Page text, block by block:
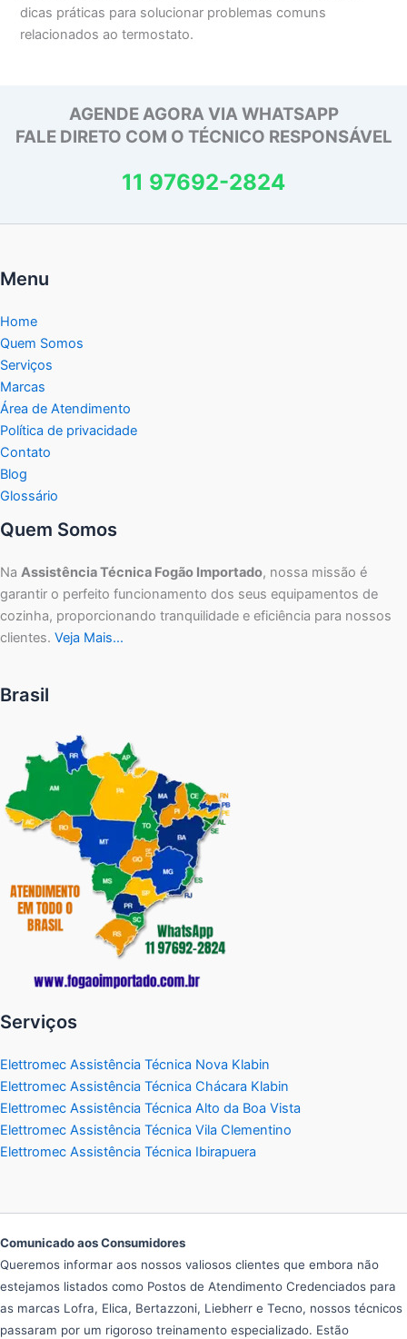
dicas práticas para solucionar problemas comuns
relacionados ao termostato.
AGENDE AGORA VIA WHATSAPP
FALE DIRETO COM O TÉCNICO RESPONSÁVEL
11 97692-2824
Menu
Home
Quem Somos
Serviços
Marcas
Área de Atendimento
Política de privacidade
Contato
Blog
Glossário
Quem Somos
Na Assistência Técnica Fogão Importado, nossa missão é
garantir o perfeito funcionamento dos seus equipamentos de
cozinha, proporcionando tranquilidade e eficiência para nossos
clientes. Veja Mais…
Brasil
Serviços
Elettromec Assistência Técnica Nova Klabin
Elettromec Assistência Técnica Chácara Klabin
Elettromec Assistência Técnica Alto da Boa Vista
Elettromec Assistência Técnica Vila Clementino
Elettromec Assistência Técnica Ibirapuera
Comunicado aos Consumidores
Queremos informar aos nossos valiosos clientes que embora não
estejamos listados como Postos de Atendimento Credenciados para
as marcas Lofra, Elica, Bertazzoni, Liebherr e Tecno, nossos técnicos
passaram por um rigoroso treinamento especializado. Estão